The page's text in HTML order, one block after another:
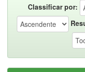
Classificar por: